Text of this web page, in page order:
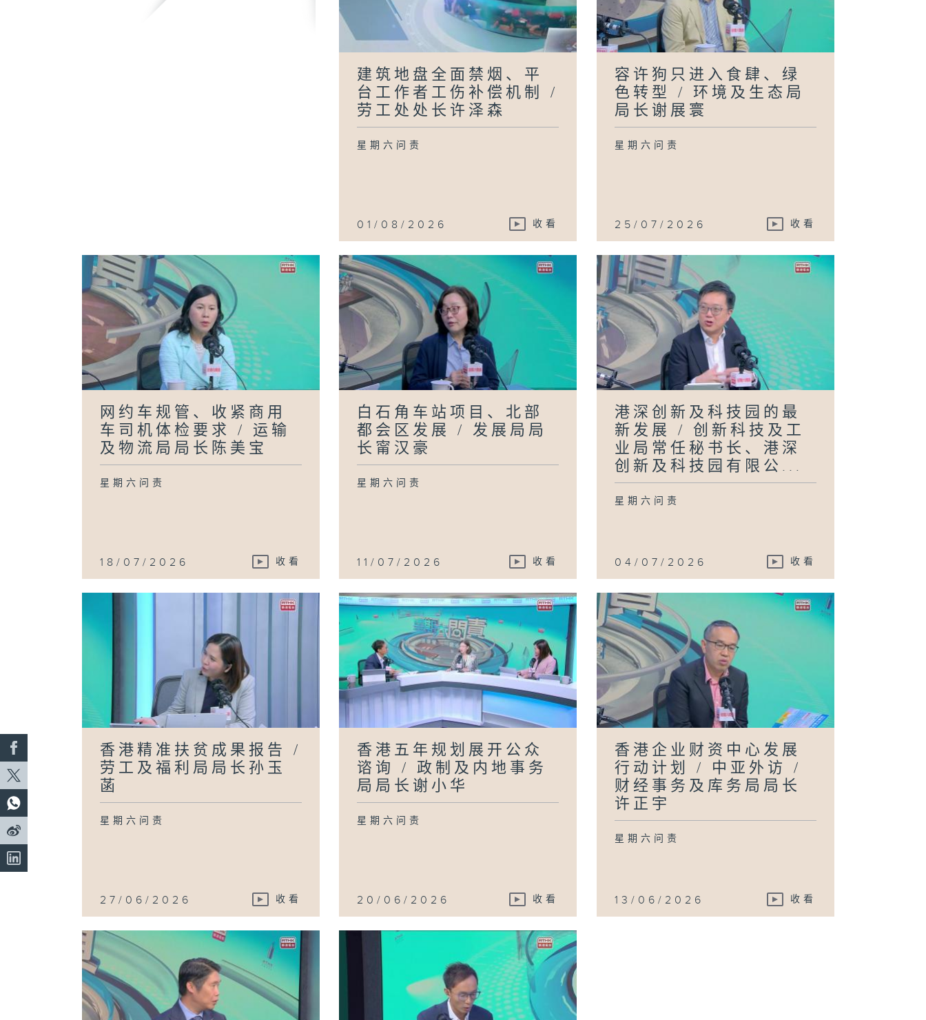
发展行动计划 /
中亚外访 / 财经
事务及库务局局长
许正宇
政府就修订《消防
条例》展开谘询 /
保安局局长邓炳强
建筑地盘全面禁烟、平
台工作者工伤补偿机制 /
劳工处处长许泽森
星期六问责
01/08/2026 收看
容许狗只进入食肆、绿
色转型 / 环境及生态局
局长谢展寰
星期六问责
25/07/2026 收看
网约车规管、收紧商用
车司机体检要求 / 运输
及物流局局长陈美宝
星期六问责
18/07/2026 收看
白石角车站项目、北部
都会区发展 / 发展局局
长甯汉豪
星期六问责
11/07/2026 收看
港深创新及科技园的最
新发展 / 创新科技及工
业局常任秘书长、港深
创新及科技园有限公...
星期六问责
04/07/2026 收看
香港精准扶贫成果报告 /
劳工及福利局局长孙玉
菡
星期六问责
27/06/2026 收看
香港五年规划展开公众
谘询 / 政制及内地事务
局局长谢小华
星期六问责
20/06/2026 收看
香港企业财资中心发展
行动计划 / 中亚外访 /
财经事务及库务局局长
许正宇
星期六问责
13/06/2026 收看